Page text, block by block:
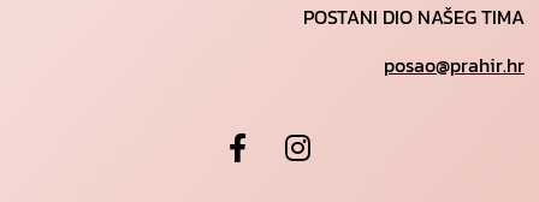
POSTANI DIO NAŠEG TIMA
posao@prahir.hr